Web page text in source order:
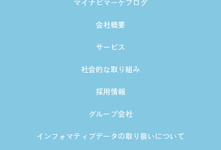
マイナビマーケブログ
会社概要
サービス
社会的な取り組み
採用情報
グループ会社
インフォマティブデータの取り扱いについて